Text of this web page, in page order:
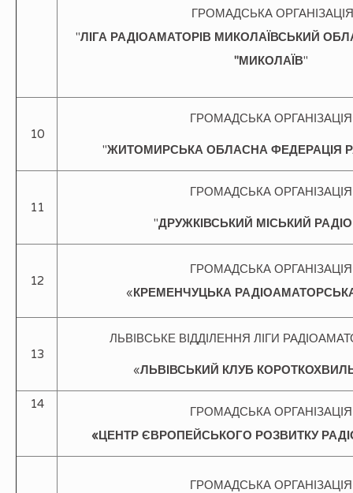
ГРОМАДСЬКА ОРГАНІЗАЦІЯ
"ЛІГА РАДІОАМАТОРІВ МИКОЛАЇВСЬКИЙ
"МИКОЛАЇВ"
10
ГРОМАДСЬКА ОРГАНІЗАЦІЯ
"ЖИТОМИРСЬКА ОБЛАСНА ФЕДЕРАЦІЯ
11
ГРОМАДСЬКА ОРГАНІЗАЦІЯ
"ДРУЖКІВСЬКИЙ МІСЬКИЙ
12
ГРОМАДСЬКА ОРГАНІЗАЦІЯ
«КРЕМЕНЧУЦЬКА
13
ЛЬВІВСЬКЕ ВІДДІЛЕННЯ ЛІГИ
«ЛЬВІВСЬКИЙ КЛУБ
14
ГРОМАДСЬКА ОРГАНІЗАЦІЯ
«ЦЕНТР ЄВРОПЕЙСЬКОГО РОЗВИТКУ
ГРОМАДСЬКА ОРГАНІЗАЦІЯ